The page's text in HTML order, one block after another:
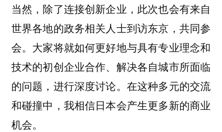
当然，除了连接创新企业，此次也会有来自
世界各地的政务相关人士到访东京，共同参
会。大家将就如何更好地与具有专业理念和
技术的初创企业合作、解决各自城市所面临
的问题，进行深度讨论。在这种多元的交流
和碰撞中，我相信日本会产生更多新的商业
机会。